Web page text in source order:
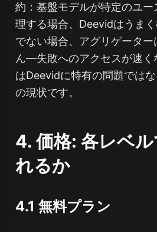
約：基盤モデルが特定のユ
理する場合、Deevidはうま
でない場合、アグリゲータ
ん—失敗へのアクセスが速く
はDeevidに特有の問題では
の現状です。
4. 価格: 各レベ
れるか
4.1 無料プラン